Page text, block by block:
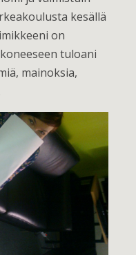
kesällä
on
tuloani
mainoksia,